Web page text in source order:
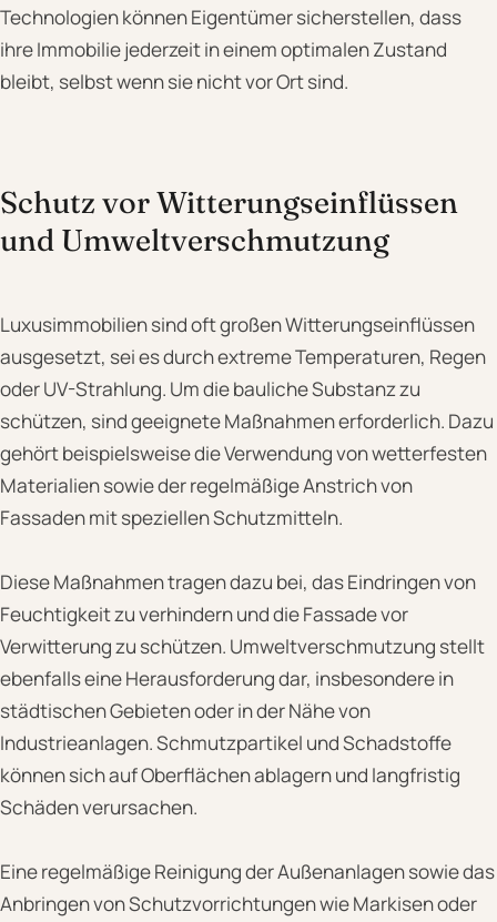
Technologien können Eigentümer sicherstellen, dass
ihre Immobilie jederzeit in einem optimalen Zustand
bleibt, selbst wenn sie nicht vor Ort sind.
Schutz vor Witterungseinflüssen
und Umweltverschmutzung
Luxusimmobilien sind oft großen Witterungseinflüssen
ausgesetzt, sei es durch extreme Temperaturen, Regen
oder UV-Strahlung. Um die bauliche Substanz zu
schützen, sind geeignete Maßnahmen erforderlich. Dazu
gehört beispielsweise die Verwendung von wetterfesten
Materialien sowie der regelmäßige Anstrich von
Fassaden mit speziellen Schutzmitteln.
Diese Maßnahmen tragen dazu bei, das Eindringen von
Feuchtigkeit zu verhindern und die Fassade vor
Verwitterung zu schützen. Umweltverschmutzung stellt
ebenfalls eine Herausforderung dar, insbesondere in
städtischen Gebieten oder in der Nähe von
Industrieanlagen. Schmutzpartikel und Schadstoffe
können sich auf Oberflächen ablagern und langfristig
Schäden verursachen.
Eine regelmäßige Reinigung der Außenanlagen sowie das
Anbringen von Schutzvorrichtungen wie Markisen oder